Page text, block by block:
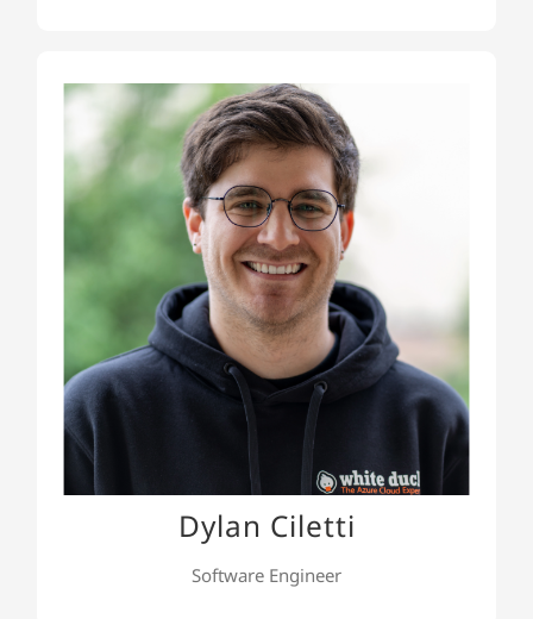
Dylan Ciletti
Software Engineer
Dylan Ciletti
Dylan ist als Software Engineer tätig und
entwickelt mit Leidenschaft Software in C#/.NET
und Python, um gewachsene Systeme auf ein
neues Level zu bringen. Sein Fokus liegt auf
sauberem Code und smarten Lösungen –
besonders dort, wo moderne Technologien wie
CI/CD und KI echten Mehrwert schaffen.